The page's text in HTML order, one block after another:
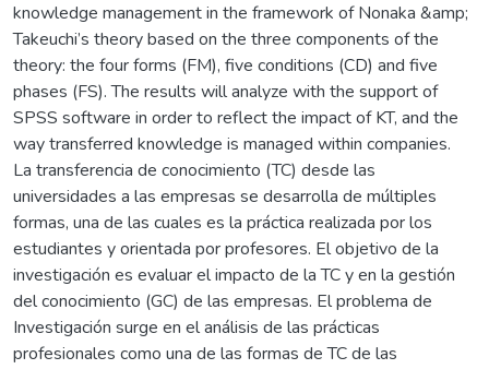
knowledge management in the framework of Nonaka &amp;
Takeuchi’s theory based on the three components of the
theory: the four forms (FM), five conditions (CD) and five
phases (FS). The results will analyze with the support of
SPSS software in order to reflect the impact of KT, and the
way transferred knowledge is managed within companies.
La transferencia de conocimiento (TC) desde las
universidades a las empresas se desarrolla de múltiples
formas, una de las cuales es la práctica realizada por los
estudiantes y orientada por profesores. El objetivo de la
investigación es evaluar el impacto de la TC y en la gestión
del conocimiento (GC) de las empresas. El problema de
Investigación surge en el análisis de las prácticas
profesionales como una de las formas de TC de las